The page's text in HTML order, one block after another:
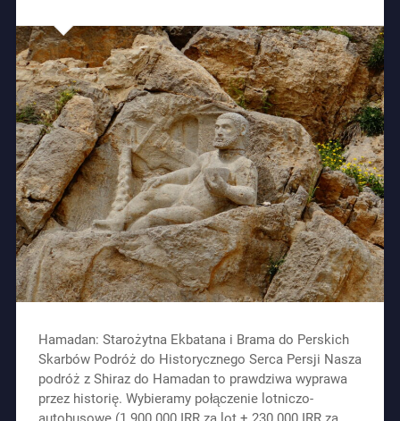
Hamadan: Starożytna Ekbatana i Brama do Perskich
Skarbów Podróż do Historycznego Serca Persji Nasza
podróż z Shiraz do Hamadan to prawdziwa wyprawa
przez historię. Wybieramy połączenie lotniczo-